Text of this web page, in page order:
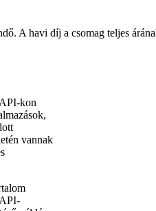
A havi díj a csomag teljes
kon
vannak